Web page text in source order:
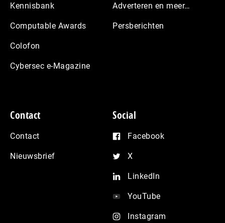
Kennisbank
Computable Awards
Colofon
Cybersec e-Magazine
Adverteren en meer…
Persberichten
Contact
Contact
Nieuwsbrief
Social
Facebook
X
LinkedIn
YouTube
Instagram